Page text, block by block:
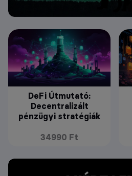
DeFi Útmutató:
Decentralizált
pénzügyi stratégiák
34990 Ft